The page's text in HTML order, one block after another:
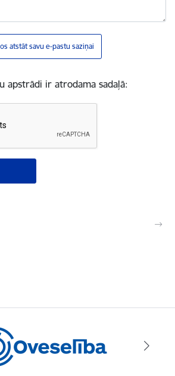
atstāt savu e-pastu saziņai
apstrādi ir atrodama sadaļā: